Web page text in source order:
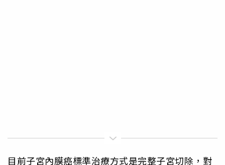
目前子宮內膜癌標準治療方式是完整子宮切除，對